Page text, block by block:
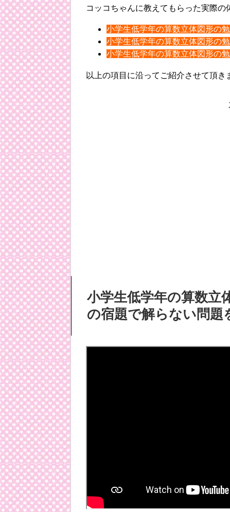
コッコちゃんに教えてもらった実際の
小学生低学年の算数立体図形の
小学生低学年の算数立体図形の
小学生低学年の算数立体図形の
以上の項目に沿ってご紹介させて頂き
小学生低学年の算数立
の宿題で解らない問題